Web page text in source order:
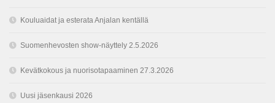
Kouluaidat ja esterata Anjalan kentällä
Suomenhevosten show-näyttely 2.5.2026
Kevätkokous ja nuorisotapaaminen 27.3.2026
Uusi jäsenkausi 2026